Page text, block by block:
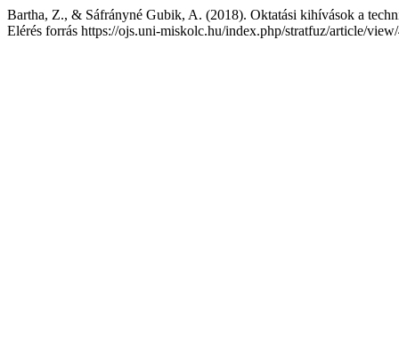
Bartha, Z., & Sáfrányné Gubik, A. (2018). Oktatási kihívások a
Elérés forrás https://ojs.uni-miskolc.hu/index.php/stratfuz/article/